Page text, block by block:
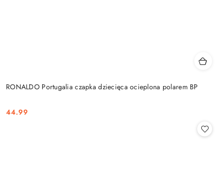
RONALDO Portugalia czapka dziecięca ocieplona polarem BP
Cena:
44.99